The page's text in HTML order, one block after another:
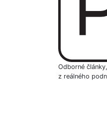
Odborné
z reálného